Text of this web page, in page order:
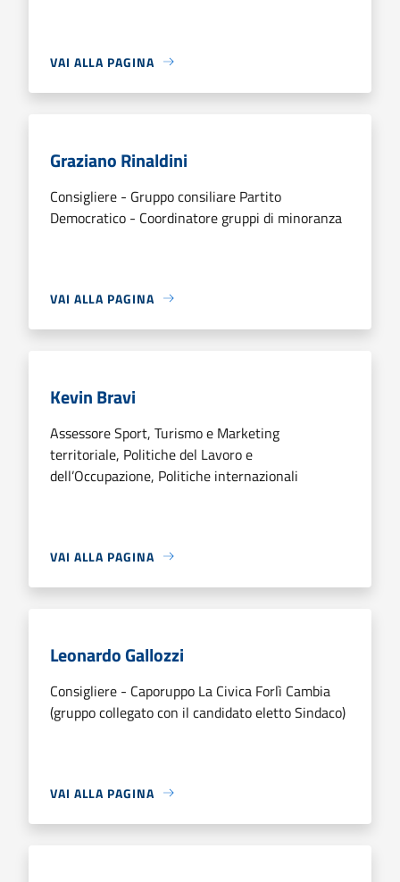
VAI ALLA PAGINA
Graziano Rinaldini
Consigliere - Gruppo consiliare Partito
Democratico - Coordinatore gruppi di minoranza
VAI ALLA PAGINA
Kevin Bravi
Assessore Sport, Turismo e Marketing
territoriale, Politiche del Lavoro e
dell’Occupazione, Politiche internazionali
VAI ALLA PAGINA
Leonardo Gallozzi
Consigliere - Caporuppo La Civica Forlì Cambia
(gruppo collegato con il candidato eletto Sindaco)
VAI ALLA PAGINA